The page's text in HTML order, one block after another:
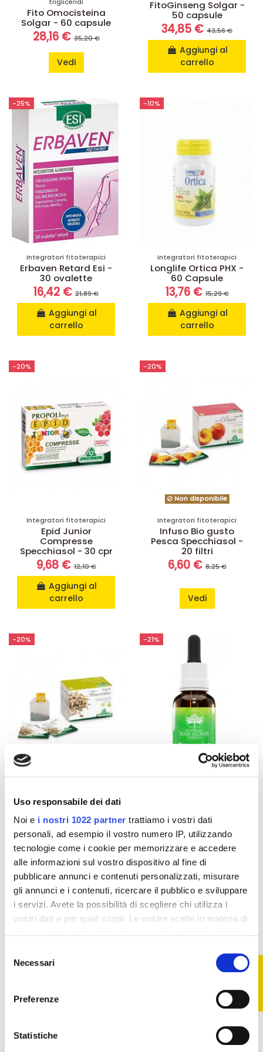
Uso responsabile dei dati
Noi e i nostri 1022 partner trattiamo i vostri dati
personali, ad esempio il vostro numero IP, utilizzando
tecnologie come i cookie per memorizzare e accedere
alle informazioni sul vostro dispositivo al fine di
pubblicare annunci e contenuti personalizzati, misurare
gli annunci e i contenuti, ricercare il pubblico e sviluppare
i servizi. Avete la possibilità di scegliere chi utilizza i
vostri dati e per quali scopi. Le vostre scelte in materia di
modificare o revocare il proprio consenso in qualsiasi
momento dalla Dichiarazione sui cookie o facendo clic
raccogliere informazioni sulla tua posizione
geografica, con un'approssimazione di qualche
delNecessari
Preferenze
Statistiche
Fito Omocisteina
Solgar - 60 capsule
28,16 €35,20 €
Vedi
FitoGinseng Solgar -
50 capsule
34,85 € 43,56 €
Aggiungi al
carrello
-25%
Integratori fitoterapici
Erbaven Retard Esi -
30 ovalette
16,42 € 21,89 €
Aggiungi al
carrello
-10%
Integratori fitoterapici
Longlife Ortica PHX -
60 Capsule
13,76 €15,29 €
Aggiungi al
carrello
-20%
Integratori fitoterapici
Epid Junior
Compresse
Specchiasol - 30 cpr
9,68 €12,10 €
Aggiungi al
carrello
-20%
Non disponibile
Integratori fitoterapici
Infuso Bio gusto
Pesca Specchiasol -
20 filtri
6,60 €8,25 €
Vedi
-20%
Tisana Bio Finocchio
Specchiasol - 20 filtri
6,42 €
Aggiungi al
-21%
Australian Bush
Flower - 30 ml
20,51 €25,96 €
Aggiungi al
carrello
-21%
Non disponibile
FILTRO